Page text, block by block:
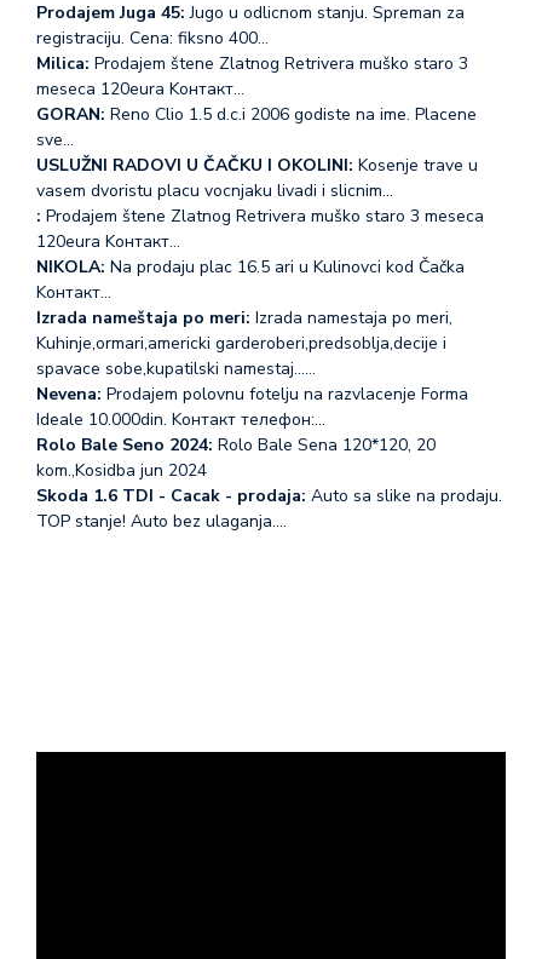
Prodajem Juga 45: Jugo u odlicnom stanju. Spreman za
registraciju. Cena: fiksno 400…
Milica: Prodajem štene Zlatnog Retrivera muško staro 3
meseca 120eura Koнтакт…
GORAN: Reno Clio 1.5 d.c.i 2006 godiste na ime. Placene
sve…
USLUŽNI RADOVI U ČAČKU I OKOLINI: Kosenje trave u
vasem dvoristu placu vocnjaku livadi i slicnim…
: Prodajem štene Zlatnog Retrivera muško staro 3 meseca
120eura Koнтакт…
NIKOLA: Na prodaju plac 16.5 ari u Kulinovci kod Čačka
Koнтакт…
Izrada nameštaja po meri: Izrada namestaja po meri,
Kuhinje,ormari,americki garderoberi,predsoblja,decije i
spavace sobe,kupatilski namestaj...…
Nevena: Prodajem polovnu fotelju na razvlacenje Forma
Ideale 10.000din. Koнтакт телефон:…
Rolo Bale Seno 2024: Rolo Bale Sena 120*120, 20
kom.,Kosidba jun 2024
Skoda 1.6 TDI - Cacak - prodaja: Auto sa slike na prodaju.
TOP stanje! Auto bez ulaganja.…